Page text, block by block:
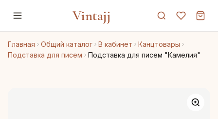
Vintajj
Главная Общий каталог В кабинет
Канцтовары
Подставка для писем
Подставка для писем "Камелия"